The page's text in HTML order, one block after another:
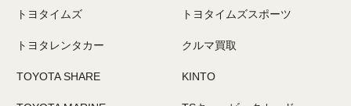
トヨタイムズ トヨタイムズスポーツ
トヨタレンタカー クルマ買取
TOYOTA SHARE KINTO